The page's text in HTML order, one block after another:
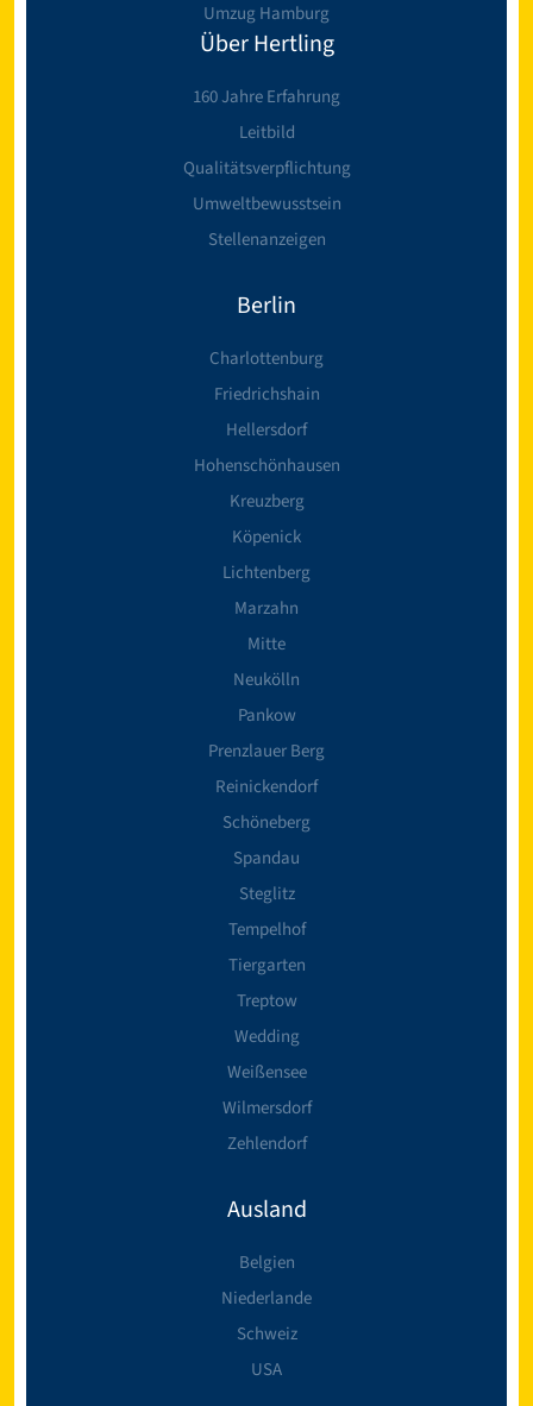
Umzug Hamburg
Über Hertling
160 Jahre Erfahrung
Leitbild
Qualitätsverpflichtung
Umweltbewusstsein
Stellenanzeigen
Berlin
Charlottenburg
Friedrichshain
Hellersdorf
Hohenschönhausen
Kreuzberg
Köpenick
Lichtenberg
Marzahn
Mitte
Neukölln
Pankow
Prenzlauer Berg
Reinickendorf
Schöneberg
Spandau
Steglitz
Tempelhof
Tiergarten
Treptow
Wedding
Weißensee
Wilmersdorf
Zehlendorf
Ausland
Belgien
Niederlande
Schweiz
USA